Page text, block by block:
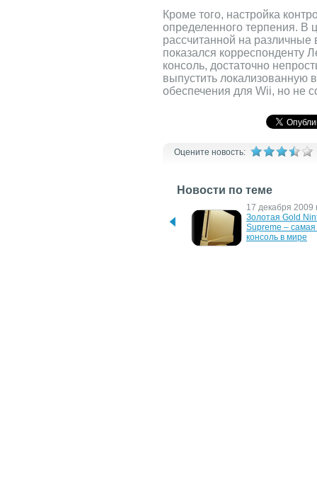
Кроме того, настройка
определенного терпения. В
рассчитанной на различные
показался корреспонденту
консоль, достаточно
выпустить локализованную
обеспечения для Wii, но не
Оцените новость:
Новости по теме
В следующем Nintendo Wii
не будет поддержки 3D?
17 декабря 2009
Золотая Gold
Supreme – самая
консоль в мире